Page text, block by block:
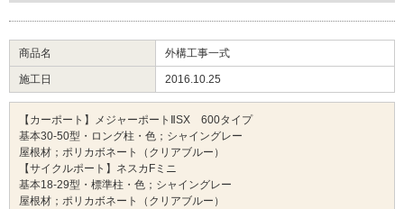
商品名 外構工事一式
施工日 2016.10.25
【カーポート】メジャーポートⅡSX 600タイプ
基本30-50型・ロング柱・色；シャイングレー
屋根材；ポリカボネート（クリアブルー）
【サイクルポート】ネスカFミニ
基本18-29型・標準柱・色；シャイングレー
屋根材；ポリカボネート（クリアブルー）